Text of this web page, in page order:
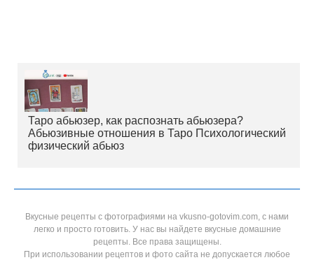
Таро абьюзер, как распознать абьюзера?
Абьюзивные отношения в Таро Психологический
физический абьюз
Вкусные рецепты с фотографиями на vkusno-gotovim.com, с нами
легко и просто готовить. У нас вы найдете вкусные домашние
рецепты. Все права защищены.
При использовании рецептов и фото сайта не допускается любое